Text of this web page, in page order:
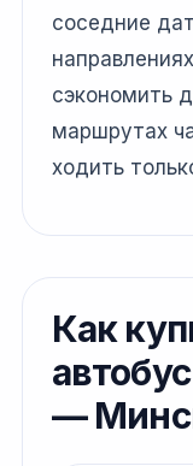
соседние
сэкономить
маршрутах
ходить
Как
—